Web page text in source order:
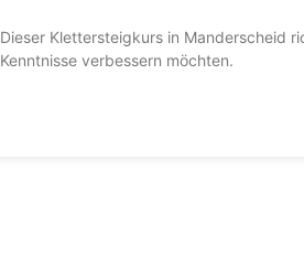
Dieser Klettersteigkurs in Manderscheid
Kenntnisse verbessern möchten.